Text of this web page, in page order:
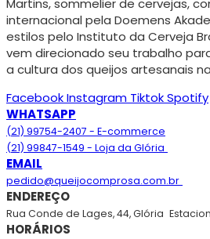
Martins, sommelier de cervejas,
internacional pela Doemens
estilos pelo Instituto da Cerveja
vem direcionado seu trabalho
a cultura dos queijos artesanais
FacebookInstagram TiktokSpotify
WHATSAPP
(21) 99754-2407 - E-commerce
(21) 99847-1549 - Loja da Glória
EMAIL
pedido@queijocomprosa.com.br
ENDEREÇO
Rua Conde de Lages, 44, Glória
HORÁRIOS